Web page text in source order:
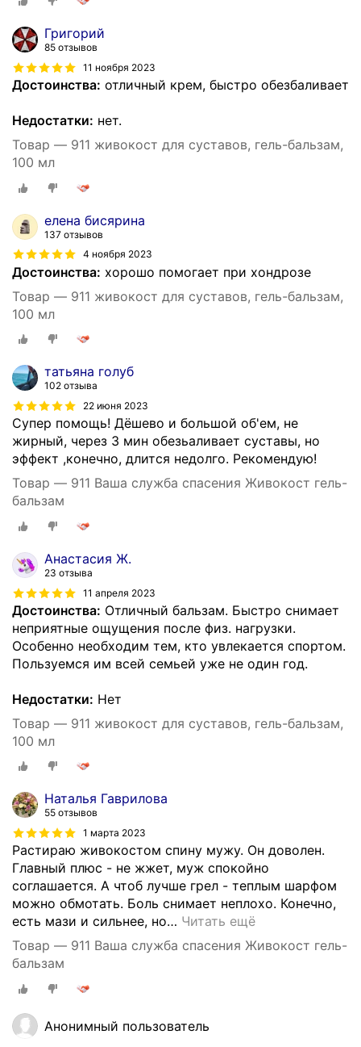
Григорий
85 отзывов
11 ноября 2023
Достоинства: отличный крем, быстро обезбаливает
Недостатки: нет.
Товар — 911 живокост для суставов, гель-бальзам,
100 мл
елена бисярина
137 отзывов
4 ноября 2023
Достоинства: хорошо помогает при хондрозе
Товар — 911 живокост для суставов, гель-бальзам,
100 мл
татьяна голуб
102 отзыва
22 июня 2023
Супер помощь! Дёшево и большой об'ем, не
жирный, через 3 мин обезьаливает суставы, но
эффект ,конечно, длится недолго. Рекомендую!
Товар — 911 Ваша служба спасения Живокост гель-
бальзам
Анастасия Ж.
23 отзыва
11 апреля 2023
Достоинства: Отличный бальзам. Быстро снимает
неприятные ощущения после физ. нагрузки.
Особенно необходим тем, кто увлекается спортом.
Пользуемся им всей семьей уже не один год.
Недостатки: Нет
Товар — 911 живокост для суставов, гель-бальзам,
100 мл
Наталья Гаврилова
55 отзывов
1 марта 2023
Растираю живокостом спину мужу. Он доволен.
Главный плюс - не жжет, муж спокойно
соглашается. А чтоб лучше грел - теплым шарфом
можно обмотать. Боль снимает неплохо. Конечно,
есть мази и сильнее, но… Читать ещё
Товар — 911 Ваша служба спасения Живокост гель-
бальзам
Анонимный пользователь